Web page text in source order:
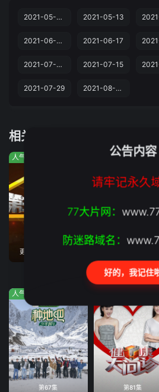
2021-05-06 2021-05-13
2021-06-03 2021-06-17
2021-07-08 2021-07-15
2021-07-29 2021-08-05
相关推荐
更新至2022-12-31期
人气:383 人气:677
食神·百厨大战
第67集
人气:359
第81集
公告内容
请牢记永久
77大片网：
防迷路域名：
好的，我记住